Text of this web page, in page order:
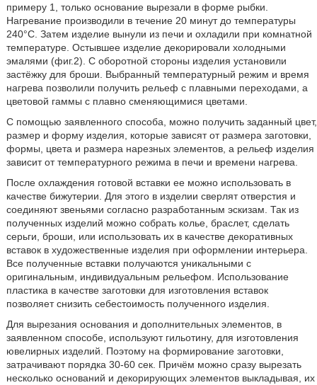
примеру 1, только основание вырезали в форме рыбки.
Нагревание производили в течение 20 минут до температуры
240°С. Затем изделие вынули из печи и охладили при комнатной
температуре. Остывшее изделие декорировали холодными
эмалями (фиг.2). С оборотной стороны изделия установили
застёжку для броши. Выбранный температурный режим и время
нагрева позволили получить рельеф с плавными переходами, а
цветовой гаммы с плавно сменяющимися цветами.
С помощью заявленного способа, можно получить заданный цвет,
размер и форму изделия, которые зависят от размера заготовки,
формы, цвета и размера нарезных элементов, а рельеф изделия
зависит от температурного режима в печи и времени нагрева.
После охлаждения готовой вставки ее можно использовать в
качестве бижутерии. Для этого в изделии сверлят отверстия и
соединяют звеньями согласно разработанным эскизам. Так из
полученных изделий можно собрать колье, браслет, сделать
серьги, броши, или использовать их в качестве декоративных
вставок в художественные изделия при оформлении интерьера.
Все полученные вставки получаются уникальными с
оригинальным, индивидуальным рельефом. Использование
пластика в качестве заготовки для изготовления вставок
позволяет снизить себестоимость полученного изделия.
Для вырезания основания и дополнительных элементов, в
заявленном способе, используют гильотину, для изготовления
ювелирных изделий. Поэтому на формирование заготовки,
затрачивают порядка 30-60 сек. Причём можно сразу вырезать
несколько оснований и декорирующих элементов выкладывая, их